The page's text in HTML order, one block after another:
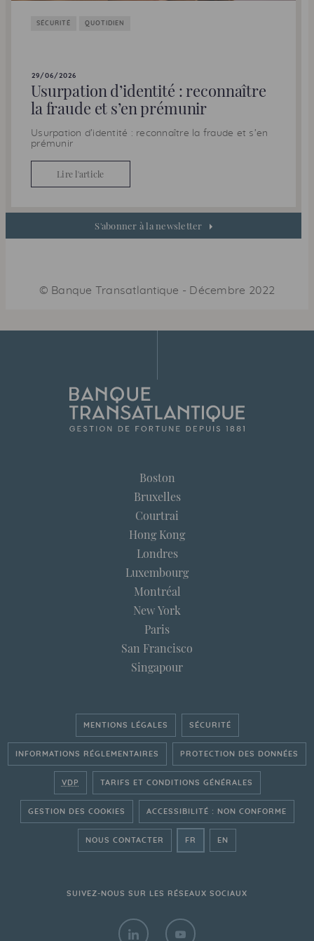
SÉCURITÉ QUOTIDIEN
29/06/2026
Usurpation d’identité : reconnaître
la fraude et s’en prémunir
Usurpation d’identité : reconnaître la fraude et s’en
prémunir
Lire l'article
S'abonner à la newsletter
© Banque Transatlantique - Décembre 2022
Boston
Bruxelles
Courtrai
Hong Kong
Londres
Luxembourg
Montréal
New York
Paris
San Francisco
Singapour
MENTIONS LÉGALES SÉCURITÉ
INFORMATIONS RÉGLEMENTAIRES PROTECTION DES DONNÉES
VDP TARIFS ET CONDITIONS GÉNÉRALES
GESTION DES COOKIES ACCESSIBILITÉ : NON CONFORME
NOUS CONTACTER FR - ALLER SUR LE SITE
EN
SUIVEZ-NOUS SUR LES RÉSEAUX SOCIAUX
LINKEDIN - BANQUE
YOUTUBE - BANQUE